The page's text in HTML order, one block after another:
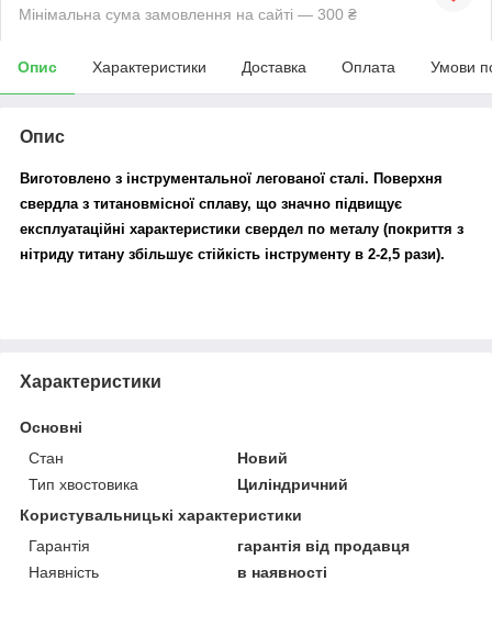
Мінімальна сума замовлення на сайті — 300 ₴
Опис Характеристики Доставка Оплата Умови
Опис
Виготовлено з інструментальної легованої сталі. Поверхня
свердла з титановмісної сплаву, що значно підвищує
експлуатаційні характеристики свердел по металу (покриття з
нітриду титану збільшує стійкість інструменту в 2-2,5 рази).
Характеристики
Основні
Стан
Новий
Тип хвостовика
Циліндричний
Користувальницькі характеристики
Гарантія
гарантія від продавця
Наявність
в наявності